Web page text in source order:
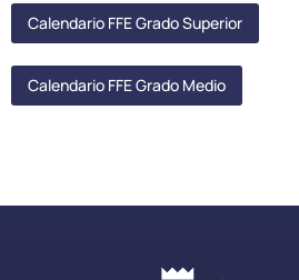
Calendario FFE Grado Superior
Calendario FFE Grado Medio